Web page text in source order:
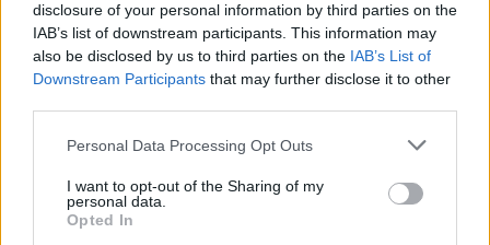
disclosure of your personal information by third parties on the
IAB’s list of downstream participants. This information may
also be disclosed by us to third parties on the IAB’s List of
Downstream Participants that may further disclose it to other
Please note that this website/app uses one or more Google
not limited to your visit or usage behaviour. You may click to
grant or deny consent to Google and its third-party tags to
use your data for below specified purposes in below Google
Personal Data Processing Opt Outs
I want to opt-out of the Sharing of my
personal data.
Opted In
ΓΝΩΜΕΣ
ΠΕΝΥ ΡΟΝΤΟΓΙΑΝΝΗ
Από την Περούτζια του 2000
στο σήμερα: Tο τρίτο
ευρωπαϊκό ραντεβού του